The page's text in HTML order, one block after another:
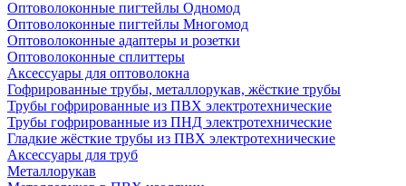
Оптоволоконные пигтейлы Одномод
Оптоволоконные пигтейлы Многомод
Оптоволоконные адаптеры и розетки
Оптоволоконные сплиттеры
Аксессуары для оптоволокна
Гофрированные трубы, металлорукав, жёсткие трубы
Трубы гофрированные из ПВХ электротехнические
Трубы гофрированные из ПНД электротехнические
Гладкие жёсткие трубы из ПВХ электротехнические
Аксессуары для труб
Металлорукав